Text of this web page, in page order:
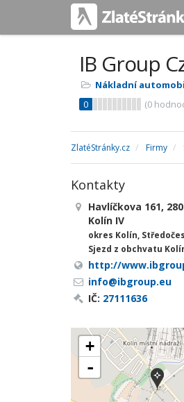
IB Group
Nákladní
0
(0
ZlatéStránky.cz Firmy
Kontakty
Havlíčkova 161,
Kolín IV
okres Kolín,
Sjezd z obchvatu
http://
info@ibgroup.eu
IČ: 27111636
+
-